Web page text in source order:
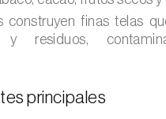
almendro ( Scolytus
olmo (
construyen finas telas
y residuos,
principales